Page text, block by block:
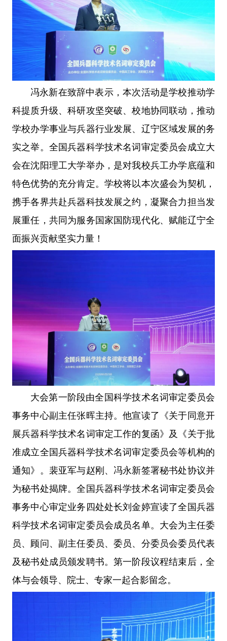
冯永新在致辞中表示，本次活动是学校推动学
科提质升级、科研攻坚突破、校地协同联动，推动
学校办学事业与兵器行业发展、辽宁区域发展的务
实之举。全国兵器科学技术名词审定委员会成立大
会在沈阳理工大学举办，是对我校兵工办学底蕴和
特色优势的充分肯定。学校将以本次盛会为契机，
携手各界共赴兵器科技发展之约，凝聚合力担当发
展重任，共同为服务国家国防现代化、赋能辽宁全
面振兴贡献坚实力量！
大会第一阶段由全国科学技术名词审定委员会
事务中心副主任张晖主持。他宣读了《关于同意开
展兵器科学技术名词审定工作的复函》及《关于批
准成立全国兵器科学技术名词审定委员会等机构的
通知》。裴亚军与赵刚、冯永新签署秘书处协议并
为秘书处揭牌。全国兵器科学技术名词审定委员会
事务中心审定业务四处处长刘金婷宣读了全国兵器
科学技术名词审定委员会成员名单。大会为主任委
员、顾问、副主任委员、委员、分委员会委员代表
及秘书处成员颁发聘书。第一阶段议程结束后，全
体与会领导、院士、专家一起合影留念。